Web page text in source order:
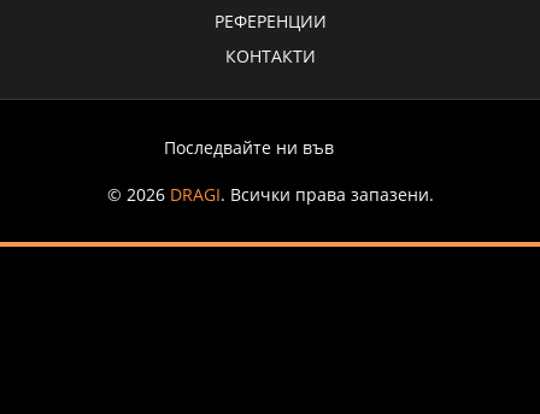
РЕФЕРЕНЦИИ
КОНТАКТИ
Последвайте ни във
© 2026 DRAGI. Всички права запазени.